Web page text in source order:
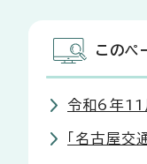
このペ
令和6年11
「名古屋